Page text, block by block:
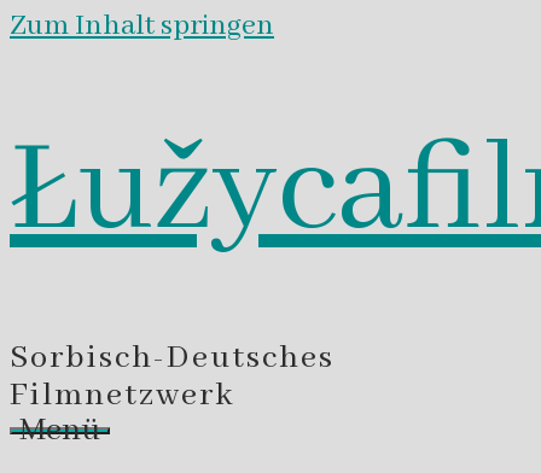
Zum Inhalt springen
Sorbisch-Deutsches
Filmnetzwerk
Menü